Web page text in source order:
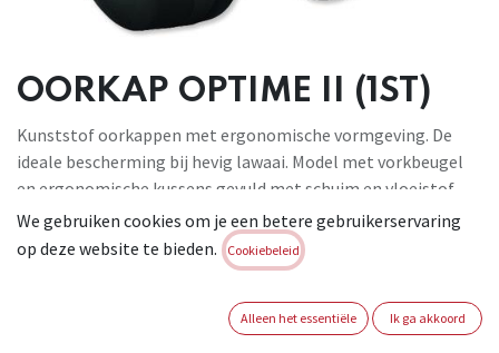
OORKAP OPTIME II (1ST)
Kunststof oorkappen met ergonomische vormgeving. De
ideale bescherming bij hevig lawaai. Model met vorkbeugel
en ergonomische kussens gevuld met schuim en vloeistof.
Geschikt voor: algemene industriële toepassingen. Conform:
EN 352-1 (SNR 31).
Login of registreer om verder te
We gebruiken cookies om je een betere gebruikerservaring
op deze website te bieden.
Cookiebeleid
Alleen het essentiële Ik ga akkoord